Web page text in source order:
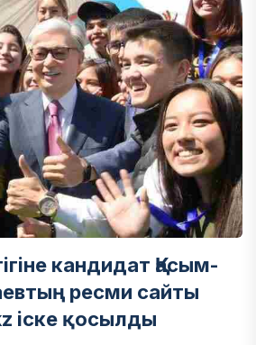
кандидат Қасым-
ресми сайты
іске қосылды